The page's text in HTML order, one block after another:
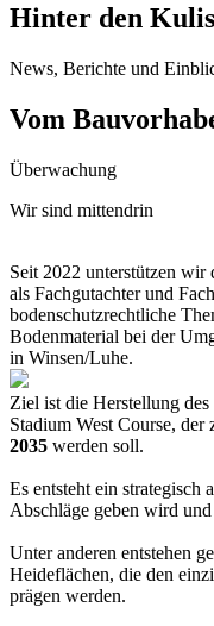
Hinter den
News, Berichte und
Vom
Überwachung
Wir sind mittendrin
Seit 2022 unterstützen
als Fachgutachter und
bodenschutzrechtliche
Bodenmaterial bei der
in Winsen/Luhe.
Ziel ist die Herstellung
Stadium West Course, der
2035 werden soll.
Es entsteht ein strategisch
Abschläge geben wird
Unter anderen entstehen
Heideflächen, die den
prägen werden.